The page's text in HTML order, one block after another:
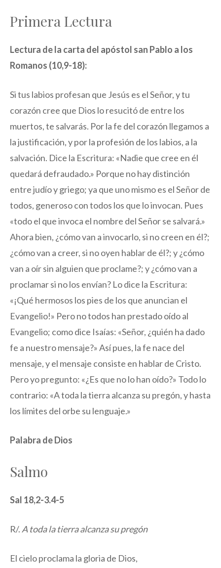
Primera Lectura
Lectura de la carta del apóstol san Pablo a los
Romanos (10,9-18):
Si tus labios profesan que Jesús es el Señor, y tu
corazón cree que Dios lo resucitó de entre los
muertos, te salvarás. Por la fe del corazón llegamos a
la justificación, y por la profesión de los labios, a la
salvación. Dice la Escritura: «Nadie que cree en él
quedará defraudado.» Porque no hay distinción
entre judío y griego; ya que uno mismo es el Señor de
todos, generoso con todos los que lo invocan. Pues
«todo el que invoca el nombre del Señor se salvará.»
Ahora bien, ¿cómo van a invocarlo, si no creen en él?;
¿cómo van a creer, si no oyen hablar de él?; y ¿cómo
van a oír sin alguien que proclame?; y ¿cómo van a
proclamar si no los envían? Lo dice la Escritura:
«¡Qué hermosos los pies de los que anuncian el
Evangelio!» Pero no todos han prestado oído al
Evangelio; como dice Isaías: «Señor, ¿quién ha dado
fe a nuestro mensaje?» Así pues, la fe nace del
mensaje, y el mensaje consiste en hablar de Cristo.
Pero yo pregunto: «¿Es que no lo han oído?» Todo lo
contrario: «A toda la tierra alcanza su pregón, y hasta
los límites del orbe su lenguaje.»
Palabra de Dios
Salmo
Sal 18,2-3.4-5
R/. A toda la tierra alcanza su pregón
El cielo proclama la gloria de Dios,